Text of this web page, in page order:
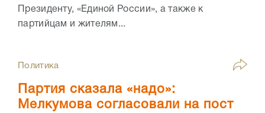
Президенту, «Единой России», а также к
партийцам и жителям...
Политика
Партия сказала «надо»:
Мелкумова согласовали на пост